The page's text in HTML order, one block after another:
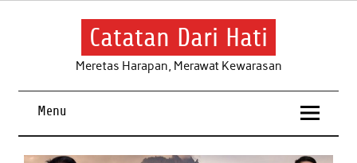
Skip
Catatan Dari Hati
Meretas Harapan, Merawat Kewarasan
Menu